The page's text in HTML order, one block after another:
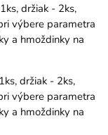
držiak - 2ks,
výbere parametra
a hmoždinky na
držiak - 2ks,
výbere parametra
a hmoždinky na